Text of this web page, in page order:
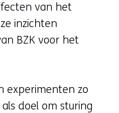
van het
inzichten
BZK voor het
experimenten zo
doel om sturing